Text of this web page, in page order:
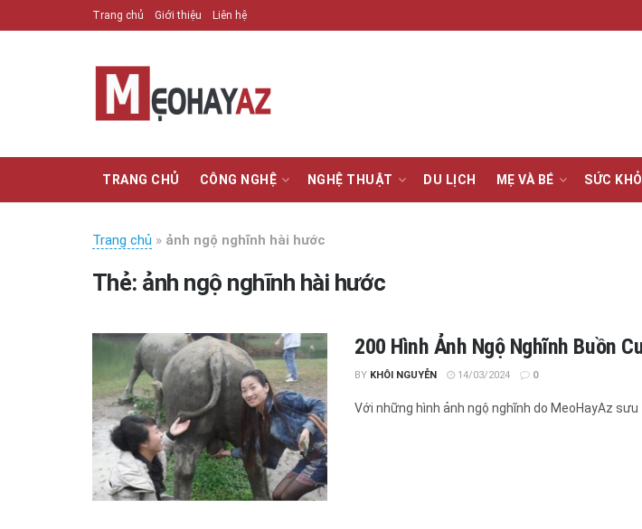
Trang chủ Giới thiệu Liên hệ
TRANG CHỦ CÔNG NGHỆ NGHỆ THUẬT DU LỊCH MẸ VÀ BÉ SỨC
Trang chủ » ảnh ngộ nghĩnh hài hước
Thẻ: ảnh ngộ nghĩnh hài hước
200 Hình Ảnh Ngộ Nghĩnh Buồn
BY KHÔI NGUYỄN 14/03/2024 0
Với những hình ảnh ngộ nghĩnh do MeoHayAz